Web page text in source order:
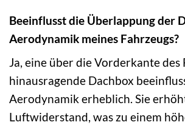
Beeinflusst die Überlappung der
Aerodynamik meines Fahrzeugs?
Ja, eine über die Vorderkante des
hinausragende Dachbox
Aerodynamik erheblich. Sie
Luftwiderstand, was zu einem